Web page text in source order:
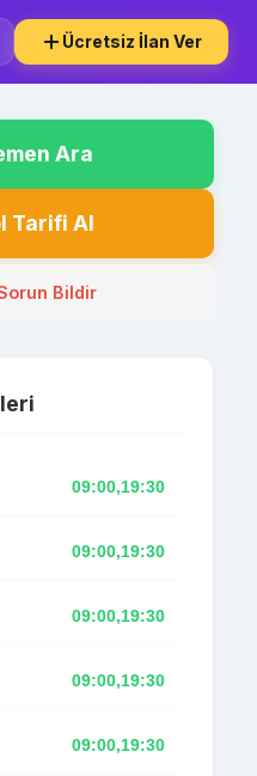
Ücretsiz İlan Ver
Ara
Tarifi Al
Bildir
09:00,19:30
09:00,19:30
09:00,19:30
09:00,19:30
09:00,19:30